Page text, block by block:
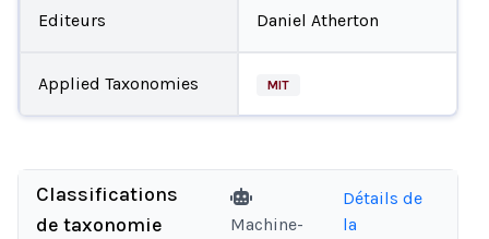
Editeurs Daniel Atherton
Applied Taxonomies MIT
Classifications
de taxonomie
Machine-
Détails de
la